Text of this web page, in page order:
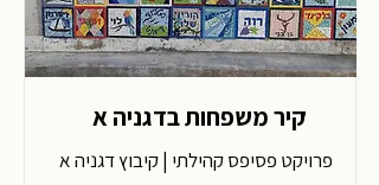
קיר משפחות בדגניה א
פרויקט פסיפס קהילתי | קיבוץ דגניה א